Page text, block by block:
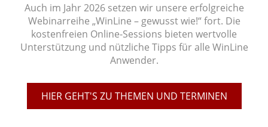
Auch im Jahr 2026 setzen wir unsere erfolgreiche
Webinarreihe „WinLine – gewusst wie!“ fort. Die
kostenfreien Online-Sessions bieten wertvolle
Unterstützung und nützliche Tipps für alle WinLine
Anwender.
HIER GEHT'S ZU THEMEN UND TERMINEN